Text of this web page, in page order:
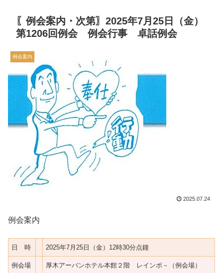
〖例会案内・次第〗2025年7月25日（金）
第1206回例会 例会行事 卓話例会
例会案内
2025.07.24
例会案内
日 時 2025年7月25日（金）12時30分点鐘
例会場 厚木アーバンホテル本館２階 レインボ－（例会場）